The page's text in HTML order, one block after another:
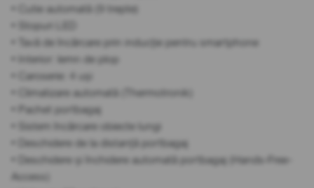
• Cutie automată (9 trepte)
• Stopuri LED
• Tavă de încărcare prin inducție pentru smartphone
• Interior: lemn de plop
• Caroserie: 4 uși
• Climatizare automată (Thermotronik)
• Pachet portbagaj
• Sistem încărcare obiecte lungi
• Deschidere de la distanță portbagaj
• Deschidere și închidere automată portbagaj (Hands-Free-
Access)